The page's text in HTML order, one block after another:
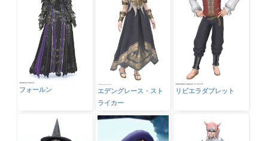
フォールン
エデングレース・スト
ライカー
リビエラダブレット